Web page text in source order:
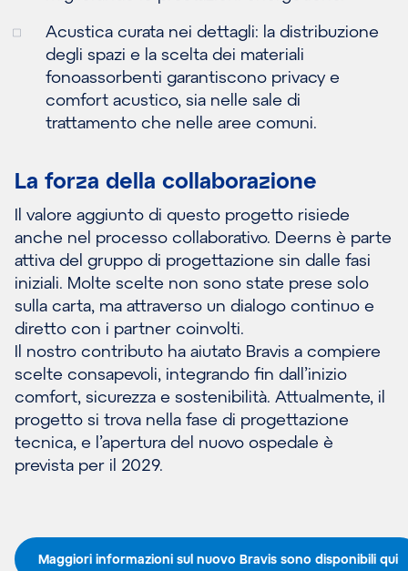
Acustica curata nei dettagli: la distribuzione
degli spazi e la scelta dei materiali
fonoassorbenti garantiscono privacy e
comfort acustico, sia nelle sale di
trattamento che nelle aree comuni.
La forza della collaborazione
Il valore aggiunto di questo progetto risiede
anche nel processo collaborativo. Deerns è parte
attiva del gruppo di progettazione sin dalle fasi
iniziali. Molte scelte non sono state prese solo
sulla carta, ma attraverso un dialogo continuo e
diretto con i partner coinvolti.
Il nostro contributo ha aiutato Bravis a compiere
scelte consapevoli, integrando fin dall’inizio
comfort, sicurezza e sostenibilità. Attualmente, il
progetto si trova nella fase di progettazione
tecnica, e l’apertura del nuovo ospedale è
prevista per il 2029.
Maggiori informazioni sul nuovo Bravis sono disponibili qui